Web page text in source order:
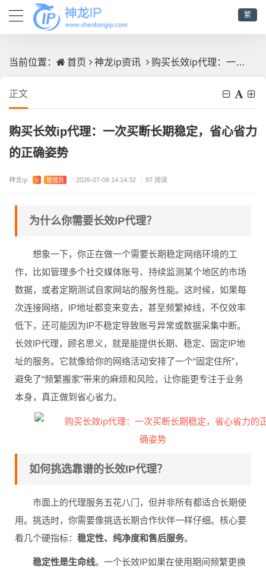
繁
当前位置： 首页 神龙ip资讯 购买长效ip代理：一次买断长期稳定，省心省力的正确姿势
正文
购买长效ip代理：一次买断长期稳定，省心省力
的正确姿势
神龙ip V 管理员 / 2026-07-08 14:14:32 / 97 阅读
为什么你需要长效IP代理？
想象一下，你正在做一个需要长期稳定网络环境的工
作，比如管理多个社交媒体账号、持续监测某个地区的市场
数据，或者定期测试自家网站的服务性能。这时候，如果每
次连接网络，IP地址都变来变去，甚至频繁掉线，不仅效率
低下，还可能因为IP不稳定导致账号异常或数据采集中断。
长效IP代理，顾名思义，就是能提供长期、稳定、固定IP地
址的服务。它就像给你的网络活动安排了一个“固定住所”，
避免了“频繁搬家”带来的麻烦和风险，让你能更专注于业务
本身，真正做到省心省力。
如何挑选靠谱的长效IP代理？
市面上的代理服务五花八门，但并非所有都适合长期使
用。挑选时，你需要像挑选长期合作伙伴一样仔细。核心要
看几个硬指标： 稳定性、纯净度和售后服务。
稳定性是生命线。一个长效IP如果在使用期间频繁更换